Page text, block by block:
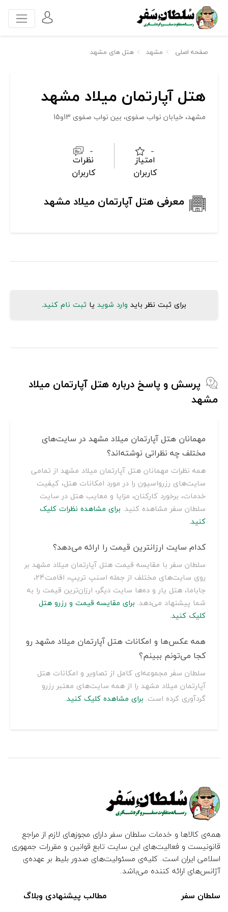
صفحه اصلی مشهد هتل های مشهد
هتل آپارتمان میلاد مشهد
مشهد، خیابان نواب صفوی، بین نواب صفوی 13و15
-
امتیاز
کاربران
-
نظرات
کاربران
معرفی هتل آپارتمان میلاد مشهد
برای ثبت نظر باید وارد شوید یا ثبت نام کنید.
پرسش و پاسخ درباره هتل آپارتمان میلاد
مشهد
مهمانان هتل آپارتمان میلاد مشهد در سایت‌های
مختلف چه نظراتی نوشته‌اند؟
همه نظرات مهمانان هتل آپارتمان میلاد مشهد از تمامی
سایت‌های رزرواسیون را در مورد امکانات هتل، کیفیت
خدمات، برخورد کارکنان، مزایا و معایب هتل در سایت
سلطان سفر مشاهده کنید. برای مشاهده نظرات کلیک
کنید.
کدام سایت ارزانترین قیمت را ارائه می‌دهد؟
سلطان سفر با مقایسه قیمت هتل آپارتمان میلاد مشهد بر
روی سایت‌های مختلف از جمله اسنپ تریپ، اقامت24،
جاباما، هتل یار و ده‌ها سایت دیگر، ارزان‌ترین قیمت را به
شما پیشنهاد می‌دهد. برای مقایسه قیمت و رزرو هتل
کلیک کنید.
همه عکس‌ها و امکانات هتل آپارتمان میلاد مشهد رو
کجا می‌تونم ببینم؟
سلطان سفر مجموعه‌ای کامل از تصاویر و امکانات هتل
آپارتمان میلاد مشهد را از همه سایت‌های معتبر رزرو
گردآوری کرده است. برای مشاهده کلیک کنید.
همه‌ی کالاها و خدمات سلطان سفر دارای مجوزهای لازم از مراجع
قانونیست و فعالیت‌های این سایت تابع قوانین و مقررات جمهوری
اسلامی ایران است. کلیه‌ی مسئولیت‌های صدور بلیط بر عهده‌ی
آژانس‌های ارائه کننده می‌باشد.
سلطان سفر مطالب پیشنهادی وبلاگ